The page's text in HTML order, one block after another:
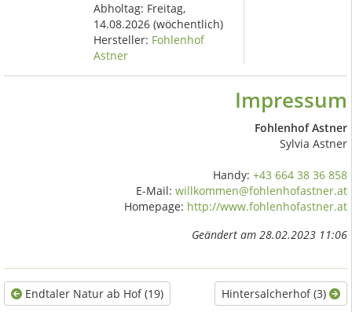
Abholtag: Freitag,
14.08.2026(wöchentlich)
Hersteller: Fohlenhof
Astner
Impressum
Fohlenhof Astner
Sylvia Astner
Handy: +43 664 38 36 858
E-Mail: willkommen@fohlenhofastner.at
Homepage: http://www.fohlenhofastner.at
Geändert am 28.02.2023 11:06
Endtaler Natur ab Hof (19) Hintersalcherhof (3)